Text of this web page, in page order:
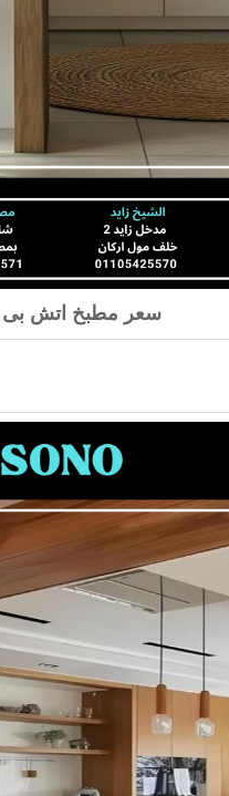
سعر مطبخ اتش بى